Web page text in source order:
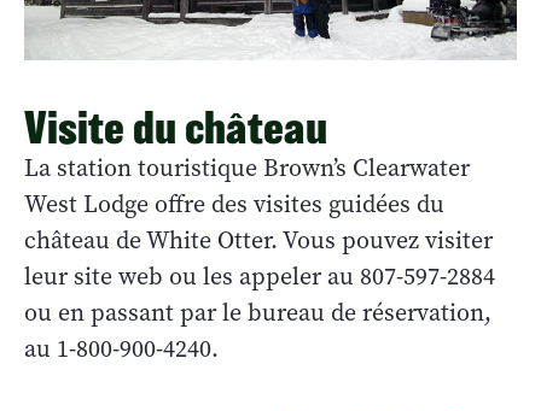
Visite du château
La station touristique Brown’s Clearwater
West Lodge offre des visites guidées du
château de White Otter. Vous pouvez visiter
leur site web ou les appeler au 807-597-2884
ou en passant par le bureau de réservation,
au 1-800-900-4240.